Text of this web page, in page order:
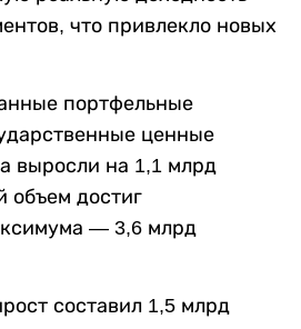
что привлекло новых
портфельные
ценные
выросли на 1,1 млрд
объем достиг
— 3,6 млрд
составил 1,5 млрд